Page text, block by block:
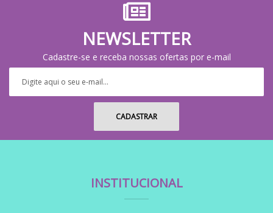
NEWSLETTER
Cadastre-se e receba nossas ofertas por e-mail
INSTITUCIONAL